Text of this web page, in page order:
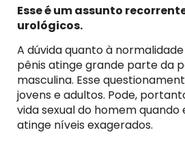
Esse é um assunto
urológicos.
A dúvida quanto à
pênis atinge grande parte da
masculina. Esse
jovens e adultos. Pode,
vida sexual do homem
atinge níveis exagerados.